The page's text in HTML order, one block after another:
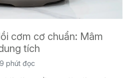
cơm cơ chuẩn: Mâm
tích
9 phút đọc